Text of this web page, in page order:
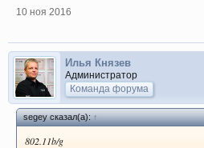
10 ноя 2016
Илья Князев
Администратор
Команда форума
segey сказал(а):↑
802.11b/g